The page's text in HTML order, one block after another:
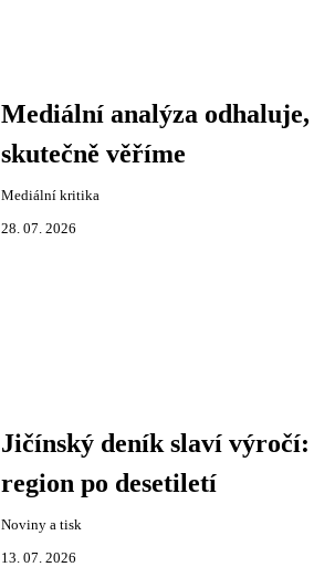
Mediální analýza
skutečně věříme
Mediální kritika
28. 07. 2026
Jičínský deník slaví
region po desetiletí
Noviny a tisk
13. 07. 2026